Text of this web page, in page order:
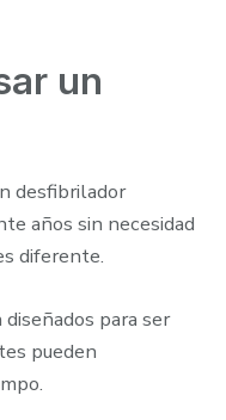
un
desfibrilador
años sin necesidad
diferente.
para ser
pueden